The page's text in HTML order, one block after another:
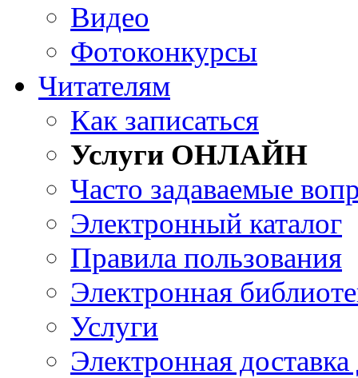
Видео
Фотоконкурсы
Читателям
Как записаться
Услуги ОНЛАЙН
Часто задаваемые
Электронный каталог
Правила пользования
Электронная
Услуги
Электронная